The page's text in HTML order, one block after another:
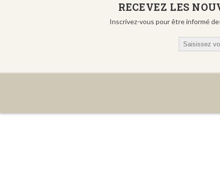
RECEVEZ LES
Inscrivez-vous pour être informé
Email